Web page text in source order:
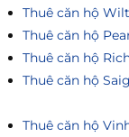
Thuê căn hộ
Thuê căn hộ